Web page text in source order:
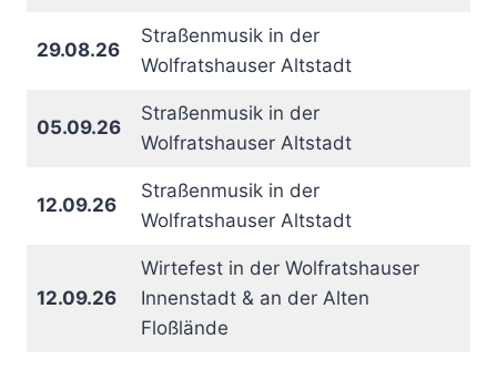
29.08.26
Straßenmusik in der
Wolfratshauser Altstadt
05.09.26
Straßenmusik in der
Wolfratshauser Altstadt
12.09.26
Straßenmusik in der
Wolfratshauser Altstadt
12.09.26
Wirtefest in der Wolfratshauser
Innenstadt & an der Alten
Floßlände